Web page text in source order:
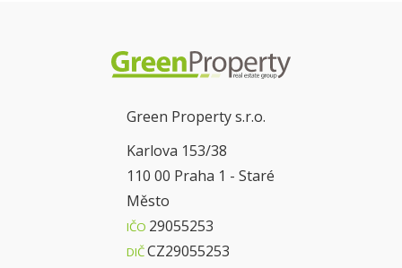
Green Property s.r.o.
Karlova 153/38
110 00 Praha 1 - Staré
Město
IČO 29055253
DIČCZ29055253